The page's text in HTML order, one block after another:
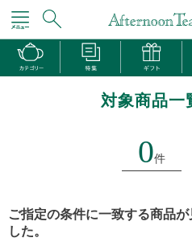
対象商品一
0件
ご指定の条件に一致する商品
した。